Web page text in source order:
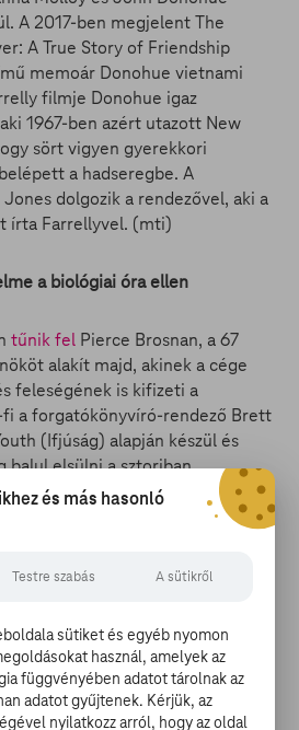
A 2017-ben megjelent The
A True Story of Friendship
memoár Donohue vietnami
filmje Donohue igaz
1967-ben azért utazott New
sört vigyen gyerekkori
a hadseregbe. A
dolgozik a rendezővel, aki a
írta Farrellyvel. (mti)
a biológiai óra ellen
tűnik fel Pierce Brosnan, a 67
alakít majd, akinek a cége
feleségének is kifizeti a
a forgatókönyvíró-rendező Brett
(Ifjúság) alapján készül és
balul elsülni a sztoriban.
hogy bár a főhős felesége
újjá, a mérnök számára nagyon
és éppenséggel felgyorsul az
még veszélyesebb kezelést
a Netflix Eurovision című
A24 False Positive című
Pictures Hamupipőke című
Harlin akciófilmjében, a The
és más hasonló
Testre szabás A sütikről
sütiket és egyéb nyomon
használ, amelyek az
függvényében adatot tárolnak az
adatot gyűjtenek. Kérjük, az
nyilatkozz arról, hogy az oldal